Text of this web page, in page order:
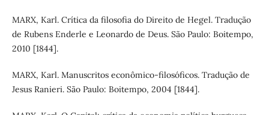
MARX, Karl. Crítica da filosofia do Direito de Hegel. Tradução
de Rubens Enderle e Leonardo de Deus. São Paulo: Boitempo,
2010 [1844].
MARX, Karl. Manuscritos econômico-filosóficos. Tradução de
Jesus Ranieri. São Paulo: Boitempo, 2004 [1844].